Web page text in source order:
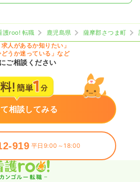
護roo! 転職 鹿児島県 薩摩郡さつま町
求人があるか知りたい」
どうか迷っている」など
ご相談ください
相談してみる
919 平日9:00～18:00